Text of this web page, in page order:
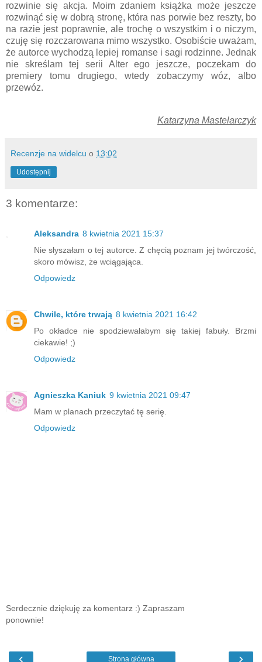
rozwinie się akcja. Moim zdaniem książka może jeszcze
rozwinąć się w dobrą stronę, która nas porwie bez reszty, bo
na razie jest poprawnie, ale trochę o wszystkim i o niczym,
czuję się rozczarowana mimo wszystko. Osobiście uważam,
że autorce wychodzą lepiej romanse i sagi rodzinne. Jednak
nie skreślam tej serii Alter ego jeszcze, poczekam do
premiery tomu drugiego, wtedy zobaczymy wóz, albo
przewóz.
Katarzyna Mastelarczyk
Recenzje na widelcu o 13:02
Udostępnij
3 komentarze:
Aleksandra 8 kwietnia 2021 15:37
Nie słyszałam o tej autorce. Z chęcią poznam jej twórczość,
skoro mówisz, że wciągająca.
Odpowiedz
Chwile, które trwają 8 kwietnia 2021 16:42
Po okładce nie spodziewałabym się takiej fabuły. Brzmi
ciekawie! ;)
Odpowiedz
Agnieszka Kaniuk 9 kwietnia 2021 09:47
Mam w planach przeczytać tę serię.
Odpowiedz
Serdecznie dziękuję za komentarz :) Zapraszam
ponownie!
‹ ›
Strona główna